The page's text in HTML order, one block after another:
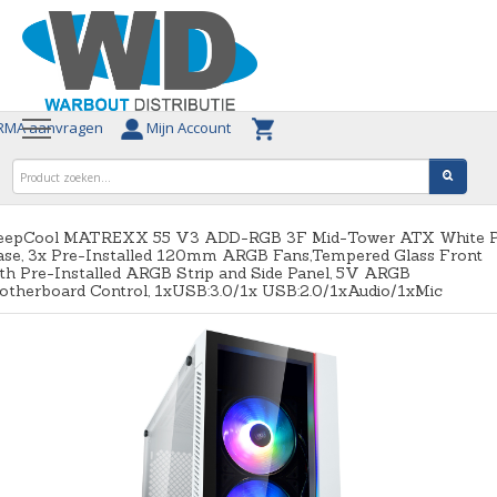
aanvragen Mijn Account
MATREXX 55 V3 ADD-RGB 3F Mid-Tower ATX White
3x Pre-Installed 120mm ARGB Fans,Tempered Glass Front
Pre-Installed ARGB Strip and Side Panel, 5V ARGB
Control, 1xUSB:3.0/1x USB:2.0/1xAudio/1xMic